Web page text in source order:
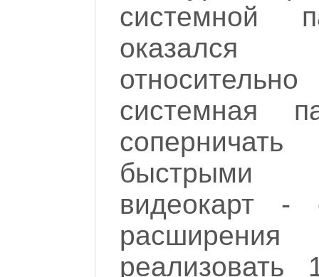
системной
системная
быстрыми
видеокарт -